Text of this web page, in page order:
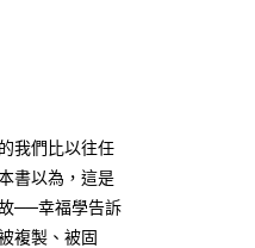
我們比以往任
書以為，這是
──幸福學告訴
複製、被固